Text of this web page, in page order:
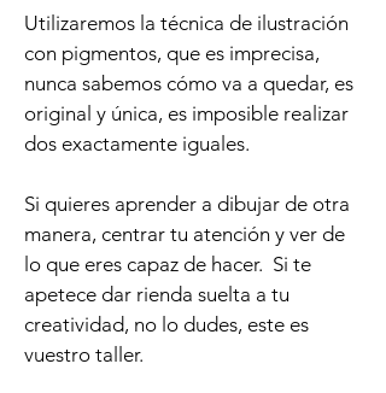
Utilizaremos la técnica de ilustración
con pigmentos, que es imprecisa,
nunca sabemos cómo va a quedar, es
original y única, es imposible realizar
dos exactamente iguales.
Si quieres aprender a dibujar de otra
manera, centrar tu atención y ver de
lo que eres capaz de hacer. Si te
apetece dar rienda suelta a tu
creatividad, no lo dudes, este es
vuestro taller.